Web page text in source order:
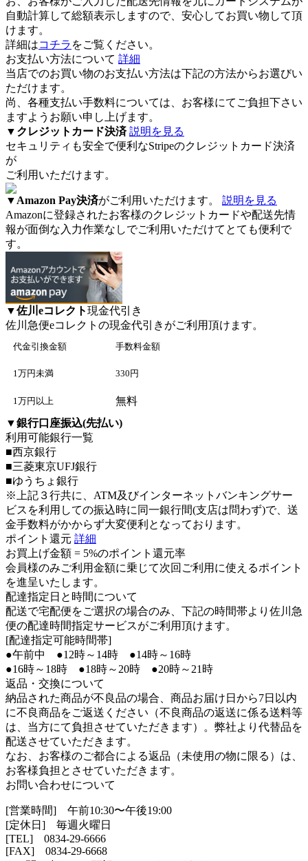
自動計算して総額表示しますので、安心してお買い物して頂
けます。
詳細はコチラ をご覧ください。
お支払い方法について 詳細
当店でのお買い物のお支払い方法は下記の方法からお選びい
ただけます。
尚、各種支払い手数料については、お客様にてご負担下さい
ますようお願い申し上げます。
▼ クレジットカード決済 説明を見る
セキュリティも安全で便利なStripeのクレジットカード決済
が
ご利用いただけます。
▼ Amazon Pay決済がご利用いただけます。 説明を見る
Amazonに登録されたお客様のクレジットカードや配送先情
報が面倒な入力作業なしでご利用いただけてとても便利で
す。
▼佐川eコレクト現金代引き
佐川急便eコレクト の現金代引きがご利用頂けます。
代金引換金額 手数料金額
1万円未満 330円
1万円以上
無料
▼銀行口座振込(先払い)
利用可能銀行一覧
■西京銀行
■三菱東京UFJ銀行
■ゆうちょ銀行
※上記３行共に、ATM及びインターネットバンキングサー
ビスを利用しての振込時に同一銀行間(支店は問わず)で、送
金手数料がかからず大変便利となっております。
ポイント還元 詳細
お買上げ金額 = 5%のポイント還元率
会員様のみご利用金額に乗じて次回ご利用に使えるポイント
を進呈いたします。
配達指定日と時間について
配送で宅配便をご選択の場合のみ、下記の時間帯より佐川急
便の配達時間指定サービスがご利用頂けます。
[配達指定可能時間帯]
●午前中 ●12時～14時 ●14時～16時
●16時～18時 ●18時～20時 ●20時～21時
返品・交換について
納品された商品が不良品の場合、商品お届け日から7日以内
に不良商品をご返送ください（不良商品の返送に係る送料等
は、当方にて負担させていただきます）。弊社より代替品を
配送させていただきます。
なお、お客様のご都合による返品（未使用の物に限る）は、
お客様負担とさせていただきます。
お問い合わせについて
[営業時間] 午前10:30〜午後19:00
[定休日] 毎週火曜日
[TEL] 0834-29-6666
[FAX] 0834-29-6668